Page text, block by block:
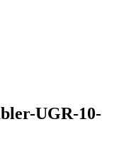
UGR-10-